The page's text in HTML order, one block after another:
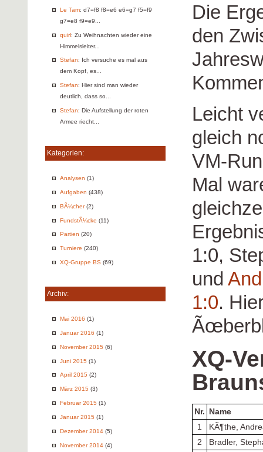
Le Tam: d7=f8 f8=e6 e6=g7 f5=f9
g7=e8 f9=e9...
quirl: Zu Weihnachten wieder eine
Himmelsleiter...
Stefan: Ich versuche es mal aus
dem Kopf, es...
Stefan: Hier sind man wieder
deutlich, dass so...
Stefan: Die Aufstellung der roten
Armee riecht...
Kategorien:
Analysen (1)
Aufgaben (438)
BÃ¼cher(2)
FundstÃ¼cke (11)
Partien (20)
Turniere (240)
XQ-Gruppe BS (69)
Archiv:
Mai 2016 (1)
Januar 2016 (1)
November 2015 (6)
Juni 2015 (1)
April 2015 (2)
März 2015 (3)
Februar 2015 (1)
Januar 2015 (1)
Dezember 2014 (5)
November 2014 (4)
Die
den
Leicht
gleich
VM-
Mal
1:0,
und
1:0.
XQ-
Nr.
Name
1
KÃ¶the,
2
Bradler,